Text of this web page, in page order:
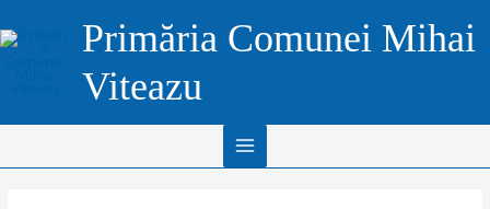
to
Primăria Comunei Mihai
Viteazu
Menu